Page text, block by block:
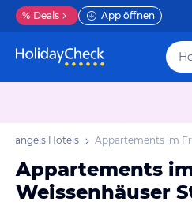
% Deals App öffnen
Wangels Hotels Appartements im
Appartements
Weissenhäuser